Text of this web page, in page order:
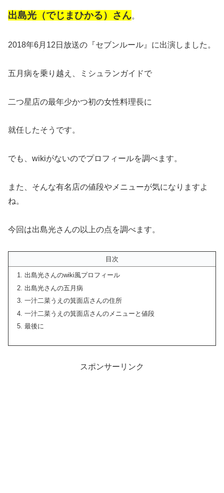
出島光（でじまひかる）さん。
2018年6月12日放送の『セブンルール』に出演しました。
五月病を乗り越え、ミシュランガイドで
二つ星店の最年少かつ初の女性料理長に
就任したそうです。
でも、wikiがないのでプロフィールを調べます。
また、そんな有名店の値段やメニューが気になりますよ
ね。
今回は出島光さんの以上の点を調べます。
目次
出島光さんのwiki風プロフィール
出島光さんの五月病
一汁二菜うえの箕面店さんの住所
一汁二菜うえの箕面店さんのメニューと値段
最後に
スポンサーリンク